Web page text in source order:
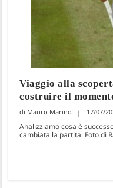
Viaggio alla
costruire il
Mauro Marino 17/07/
Analizziamo cosa è
cambiata la partita. Foto di